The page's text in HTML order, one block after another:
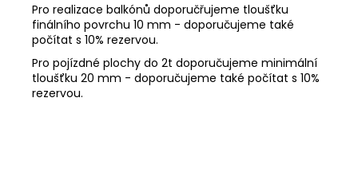
Pro realizace balkónů doporučřujeme tloušťku
finálního povrchu 10 mm - doporučujeme také
počítat s 10% rezervou.
Pro pojízdné plochy do 2t doporučujeme minimální
tloušťku 20 mm - doporučujeme také počítat s 10%
rezervou.